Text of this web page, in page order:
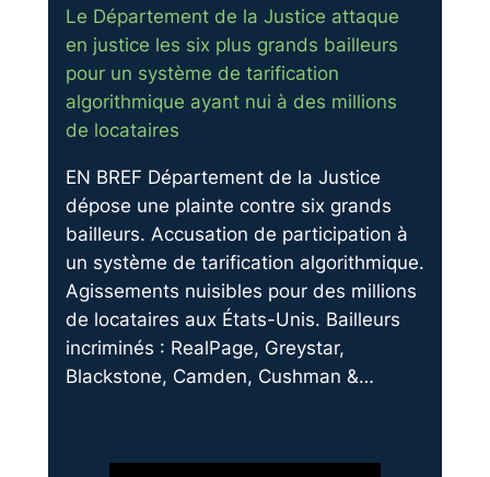
Le Département de la Justice attaque
en justice les six plus grands bailleurs
pour un système de tarification
algorithmique ayant nui à des millions
de locataires
EN BREF Département de la Justice
dépose une plainte contre six grands
bailleurs. Accusation de participation à
un système de tarification algorithmique.
Agissements nuisibles pour des millions
de locataires aux États-Unis. Bailleurs
incriminés : RealPage, Greystar,
Blackstone, Camden, Cushman &…